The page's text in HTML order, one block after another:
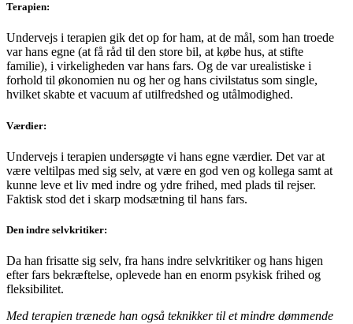
Terapien:
Undervejs i terapien gik det op for ham, at de mål, som han troede
var hans egne (at få råd til den store bil, at købe hus, at stifte
familie), i virkeligheden var hans fars. Og de var urealistiske i
forhold til økonomien nu og her og hans civilstatus som single,
hvilket skabte et vacuum af utilfredshed og utålmodighed.
Værdier:
Undervejs i terapien undersøgte vi hans egne værdier. Det var at
være veltilpas med sig selv, at være en god ven og kollega samt at
kunne leve et liv med indre og ydre frihed, med plads til rejser.
Faktisk stod det i skarp modsætning til hans fars.
Den indre selvkritiker:
Da han frisatte sig selv, fra hans indre selvkritiker og hans higen
efter fars bekræftelse, oplevede han en enorm psykisk frihed og
fleksibilitet.
Med terapien trænede han også teknikker til et mindre dømmende